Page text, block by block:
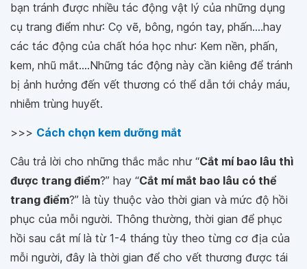
bạn tránh được nhiều tác động vật lý của những dụng
cụ trang điểm như: Cọ vẽ, bông, ngón tay, phấn....hay
các tác động của chất hóa học như: Kem nền, phấn,
kem, nhũ mắt....Những tác động này cần kiêng để tránh
bị ảnh hưởng đến vết thương có thể dẫn tới chảy máu,
nhiễm trùng huyết.
>>> Cách chọn kem dưỡng mắt
Câu trả lời cho những thắc mắc như “Cắt mí bao lâu thì
được trang điểm?” hay “Cắt mí mắt bao lâu có thể
trang điểm?” là tùy thuộc vào thời gian và mức độ hồi
phục của mỗi người. Thông thường, thời gian để phục
hồi sau cắt mí là từ 1-4 tháng tùy theo từng cơ địa của
mỗi người, đây là thời gian để cho vết thương được tái